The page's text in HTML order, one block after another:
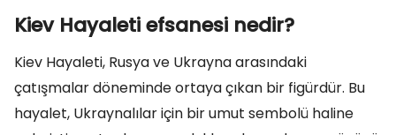
Kiev Hayaleti efsanesi nedir?
Kiev Hayaleti, Rusya ve Ukrayna arasındaki
çatışmalar döneminde ortaya çıkan bir figürdür. Bu
hayalet, Ukraynalılar için bir umut sembolü haline